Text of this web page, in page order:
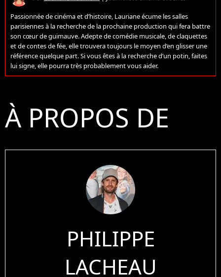
Passionnée de cinéma et d’histoire, Lauriane écume les salles
parisiennes à la recherche de la prochaine production qui fera battre
son cœur de guimauve. Adepte de comédie musicale, de claquettes
et de contes de fée, elle trouvera toujours le moyen d’en glisser une
référence quelque part. Si vous êtes à la recherche d’un potin, faites
lui signe, elle pourra très probablement vous aider.
À PROPOS DE
PHILIPPE
LACHEAU